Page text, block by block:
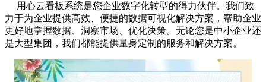
用心云看板系统是您企业数字化转型的得力伙伴。我们致
力于为企业提供高效、便捷的数据可视化解决方案，帮助企业
更好地掌握数据、洞察市场、优化决策。无论您是中小企业还
是大型集团，我们都能提供量身定制的服务和解决方案。